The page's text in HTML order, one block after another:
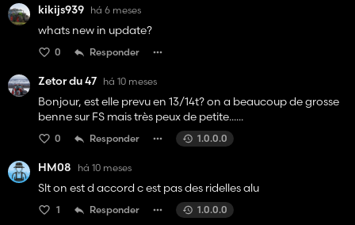
kikijs939 há 6 meses
whats new in update?
0 Responder
Zetor du 47 há 10 meses
Bonjour, est elle prevu en 13/14t? on a beaucoup de grosse
benne sur FS mais très peux de petite......
0 Responder 1.0.0.0
HM08 há 10 meses
Slt on est d accord c est pas des ridelles alu
1 Responder 1.0.0.0